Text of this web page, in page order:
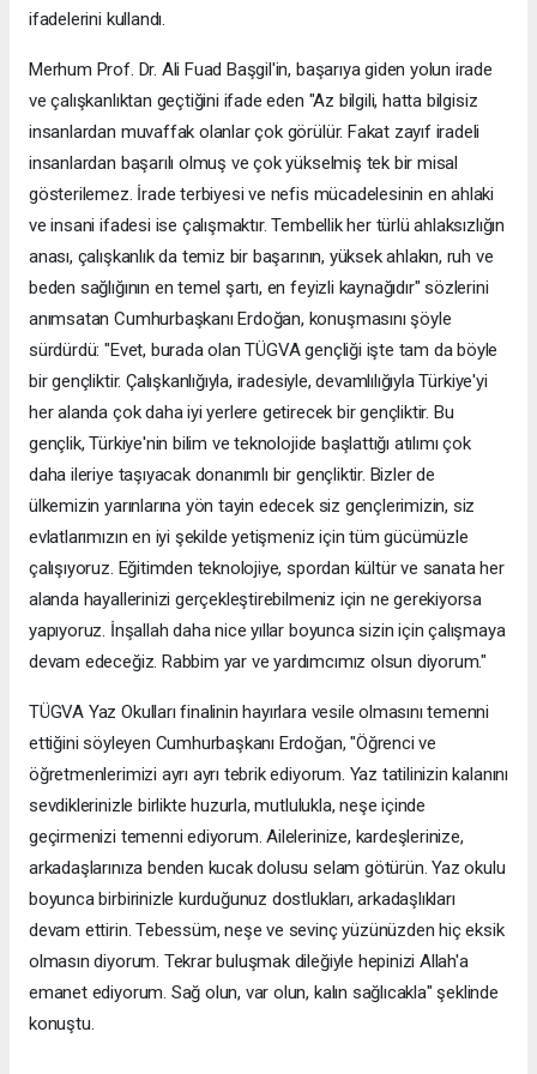
ifadelerini kullandı.
Merhum Prof. Dr. Ali Fuad Başgil'in, başarıya giden yolun irade
ve çalışkanlıktan geçtiğini ifade eden "Az bilgili, hatta bilgisiz
insanlardan muvaffak olanlar çok görülür. Fakat zayıf iradeli
insanlardan başarılı olmuş ve çok yükselmiş tek bir misal
gösterilemez. İrade terbiyesi ve nefis mücadelesinin en ahlaki
ve insani ifadesi ise çalışmaktır. Tembellik her türlü ahlaksızlığın
anası, çalışkanlık da temiz bir başarının, yüksek ahlakın, ruh ve
beden sağlığının en temel şartı, en feyizli kaynağıdır" sözlerini
anımsatan Cumhurbaşkanı Erdoğan, konuşmasını şöyle
sürdürdü: "Evet, burada olan TÜGVA gençliği işte tam da böyle
bir gençliktir. Çalışkanlığıyla, iradesiyle, devamlılığıyla Türkiye'yi
her alanda çok daha iyi yerlere getirecek bir gençliktir. Bu
gençlik, Türkiye'nin bilim ve teknolojide başlattığı atılımı çok
daha ileriye taşıyacak donanımlı bir gençliktir. Bizler de
ülkemizin yarınlarına yön tayin edecek siz gençlerimizin, siz
evlatlarımızın en iyi şekilde yetişmeniz için tüm gücümüzle
çalışıyoruz. Eğitimden teknolojiye, spordan kültür ve sanata her
alanda hayallerinizi gerçekleştirebilmeniz için ne gerekiyorsa
yapıyoruz. İnşallah daha nice yıllar boyunca sizin için çalışmaya
devam edeceğiz. Rabbim yar ve yardımcımız olsun diyorum."
TÜGVA Yaz Okulları finalinin hayırlara vesile olmasını temenni
ettiğini söyleyen Cumhurbaşkanı Erdoğan, "Öğrenci ve
öğretmenlerimizi ayrı ayrı tebrik ediyorum. Yaz tatilinizin kalanını
sevdiklerinizle birlikte huzurla, mutlulukla, neşe içinde
geçirmenizi temenni ediyorum. Ailelerinize, kardeşlerinize,
arkadaşlarınıza benden kucak dolusu selam götürün. Yaz okulu
boyunca birbirinizle kurduğunuz dostlukları, arkadaşlıkları
devam ettirin. Tebessüm, neşe ve sevinç yüzünüzden hiç eksik
olmasın diyorum. Tekrar buluşmak dileğiyle hepinizi Allah'a
emanet ediyorum. Sağ olun, var olun, kalın sağlıcakla" şeklinde
konuştu.